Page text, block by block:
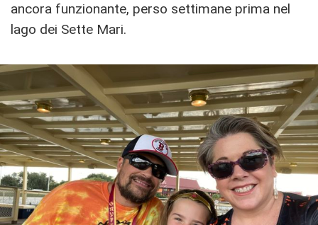
ancora funzionante, perso settimane prima nel
lago dei Sette Mari.